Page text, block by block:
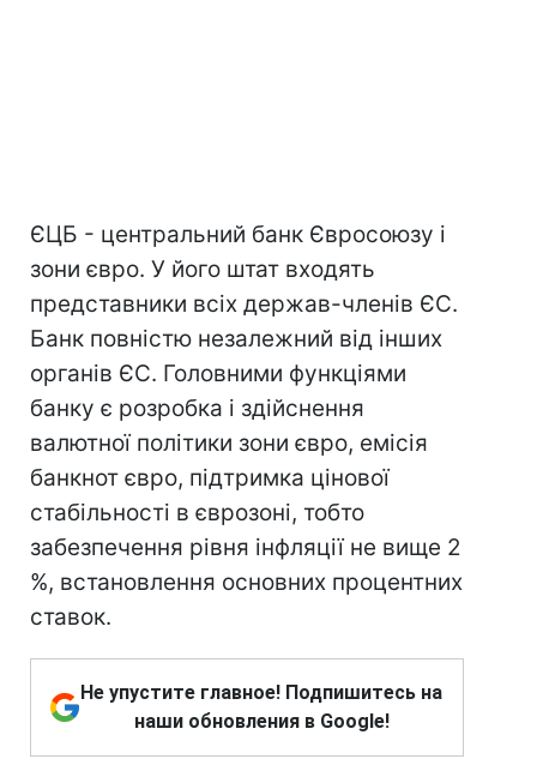
ЄЦБ - центральний банк Євросоюзу і
зони євро. У його штат входять
представники всіх держав-членів ЄС.
Банк повністю незалежний від інших
органів ЄС. Головними функціями
банку є розробка і здійснення
валютної політики зони євро, емісія
банкнот євро, підтримка цінової
стабільності в єврозоні, тобто
забезпечення рівня інфляції не вище 2
%, встановлення основних процентних
ставок.
Не упустите главное! Подпишитесь на
наши обновления в Google!